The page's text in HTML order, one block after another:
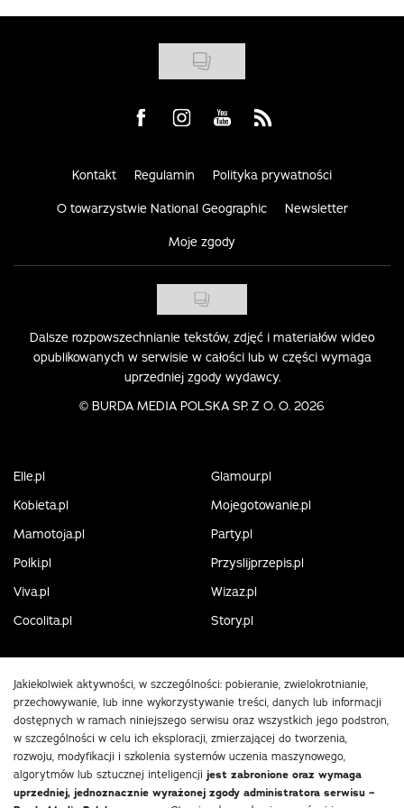
Visit us on Facebook
Visit us on Instagram
Visit us on Youtube
Visit us on Rss
Kontakt Regulamin Polityka prywatności
O towarzystwie National Geographic Newsletter
Moje zgody
Dalsze rozpowszechnianie tekstów, zdjęć i materiałów wideo
opublikowanych w serwisie w całości lub w części wymaga
uprzedniej zgody wydawcy.
© BURDA MEDIA POLSKA SP. Z O. O. 2026
Elle.pl
Glamour.pl
Kobieta.pl
Mojegotowanie.pl
Mamotoja.pl
Party.pl
Polki.pl
Przyslijprzepis.pl
Viva.pl
Wizaz.pl
Cocolita.pl
Story.pl
Jakiekolwiek aktywności, w szczególności: pobieranie, zwielokrotnianie,
przechowywanie, lub inne wykorzystywanie treści, danych lub informacji
dostępnych w ramach niniejszego serwisu oraz wszystkich jego podstron,
w szczególności w celu ich eksploracji, zmierzającej do tworzenia,
rozwoju, modyfikacji i szkolenia systemów uczenia maszynowego,
algorytmów lub sztucznej inteligencji jest zabronione oraz wymaga
uprzedniej, jednoznacznie wyrażonej zgody administratora serwisu –